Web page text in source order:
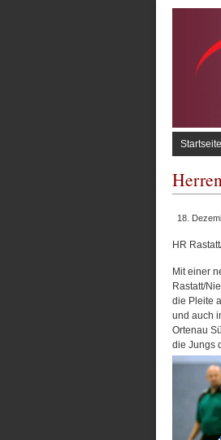
Startseite
18.
HR
Mit einer
Rastatt/
die Pleite
und auch
Ortenau
die Jungs